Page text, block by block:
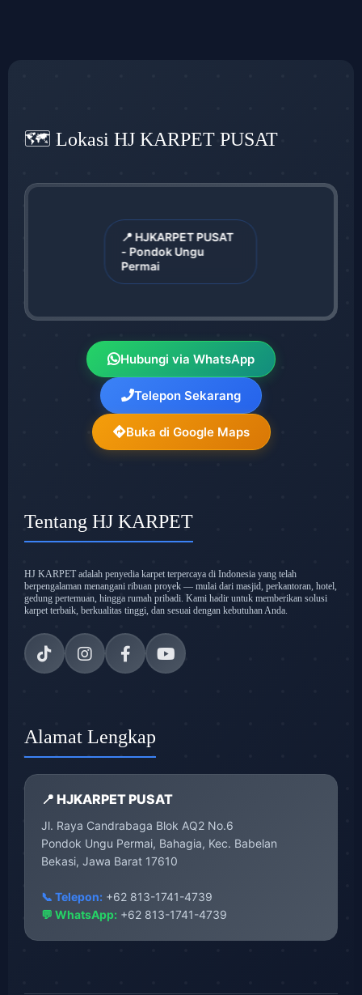
🗺️ Lokasi HJ KARPET PUSAT
📍 HJKARPET PUSAT
- Pondok Ungu
Permai
Hubungi via WhatsApp
Telepon Sekarang
Buka di Google Maps
Tentang HJ KARPET
HJ KARPET adalah penyedia karpet terpercaya di Indonesia yang telah
berpengalaman menangani ribuan proyek — mulai dari masjid, perkantoran, hotel,
gedung pertemuan, hingga rumah pribadi. Kami hadir untuk memberikan solusi
karpet terbaik, berkualitas tinggi, dan sesuai dengan kebutuhan Anda.
Alamat Lengkap
📍 HJKARPET PUSAT
Jl. Raya Candrabaga Blok AQ2 No.6
Pondok Ungu Permai, Bahagia, Kec. Babelan
Bekasi, Jawa Barat 17610
📞 Telepon: +62 813-1741-4739
💬 WhatsApp: +62 813-1741-4739